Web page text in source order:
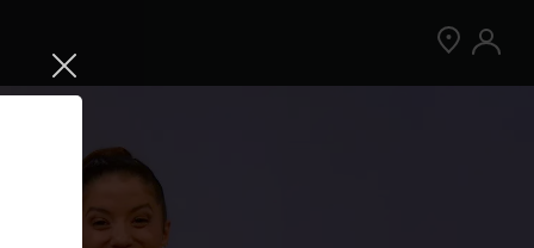
Jetzt Peloton App kostenlos testen
Bedingungen gelten.¹